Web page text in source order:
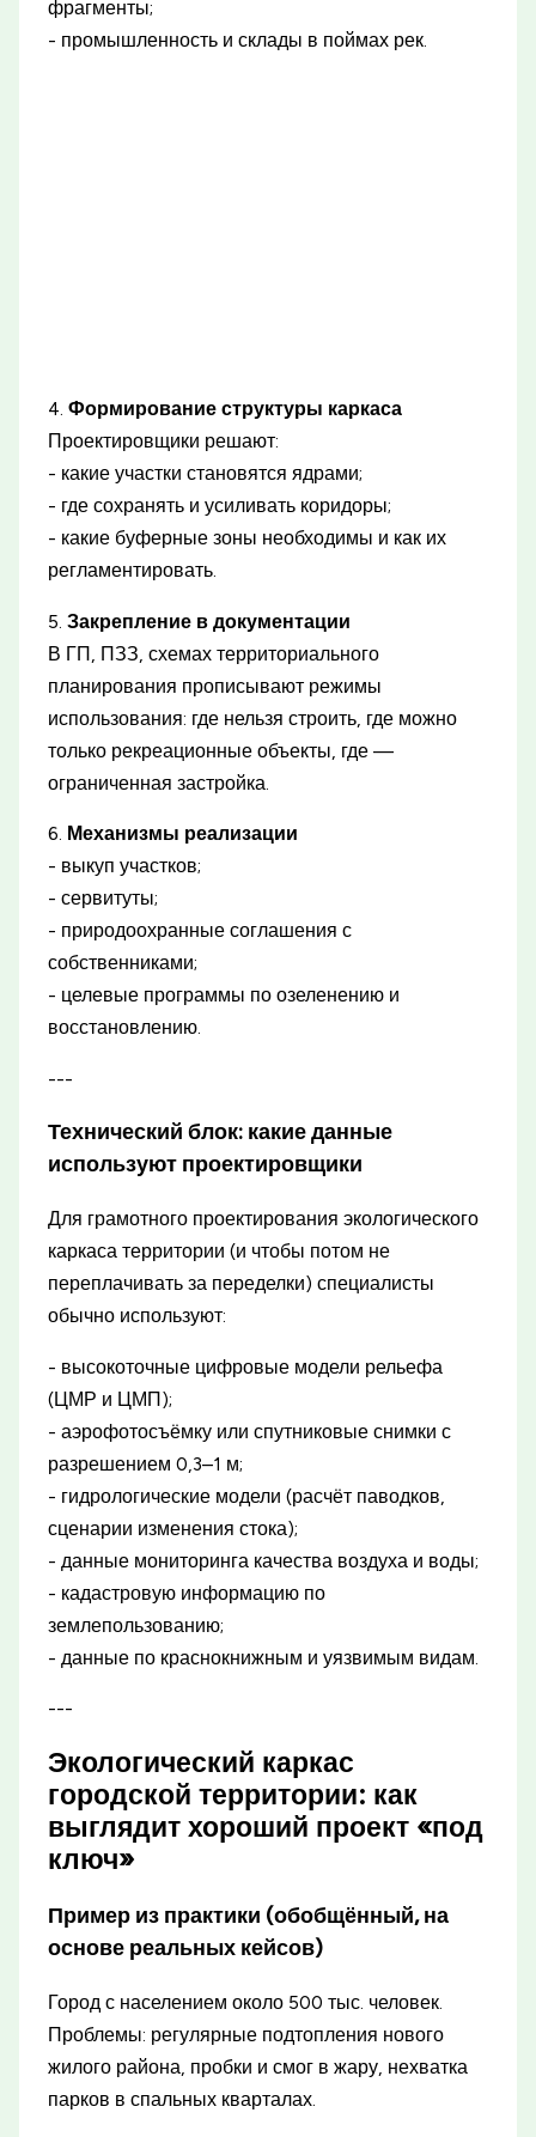
фрагменты;
- промышленность и склады в поймах рек.
4.Формирование структуры каркаса
Проектировщики решают:
- какие участки становятся ядрами;
- где сохранять и усиливать коридоры;
- какие буферные зоны необходимы и как их
регламентировать.
5.Закрепление в документации
В ГП, ПЗЗ, схемах территориального
планирования прописывают режимы
использования: где нельзя строить, где можно
только рекреационные объекты, где —
ограниченная застройка.
6. Механизмы реализации
- выкуп участков;
- сервитуты;
- природоохранные соглашения с
собственниками;
- целевые программы по озеленению и
восстановлению.
---
Технический блок: какие данные
используют проектировщики
Для грамотного проектирования экологического
каркаса территории (и чтобы потом не
переплачивать за переделки) специалисты
обычно используют:
- высокоточные цифровые модели рельефа
(ЦМР и ЦМП);
- аэрофотосъёмку или спутниковые снимки с
разрешением 0,3–1 м;
- гидрологические модели (расчёт паводков,
сценарии изменения стока);
- данные мониторинга качества воздуха и воды;
- кадастровую информацию по
землепользованию;
- данные по краснокнижным и уязвимым видам.
---
Экологический каркас
городской территории: как
выглядит хороший проект «под
ключ»
Пример из практики (обобщённый, на
основе реальных кейсов)
Город с населением около 500 тыс. человек.
Проблемы: регулярные подтопления нового
жилого района, пробки и смог в жару, нехватка
парков в спальных кварталах.